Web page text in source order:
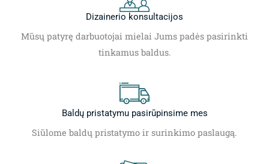
Dizainerio konsultacijos
Mūsų patyrę darbuotojai mielai Jums padės pasirinkti
tinkamus baldus.
Baldų pristatymu pasirūpinsime mes
Siūlome baldų pristatymo ir surinkimo paslaugą.